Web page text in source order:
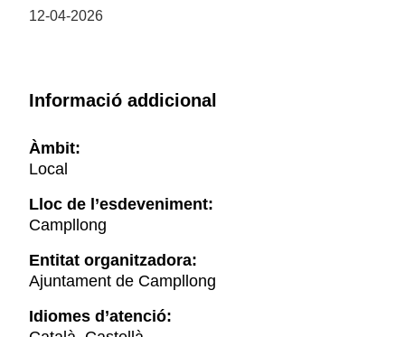
12-04-2026
Informació addicional
Àmbit:
Local
Lloc de l’esdeveniment:
Campllong
Entitat organitzadora:
Ajuntament de Campllong
Idiomes d’atenció: